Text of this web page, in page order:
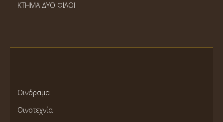
ΚΤΗΜΑ ΔΥΟ ΦΙΛΟΙ
Οινόραμα
Οινοτεχνία